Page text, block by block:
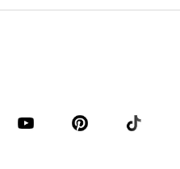
Blouses et tuniques
Premium